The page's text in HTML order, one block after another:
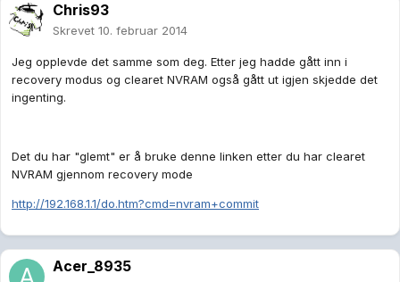
Chris93
Skrevet 10. februar 2014
Jeg opplevde det samme som deg. Etter jeg hadde gått inn i
recovery modus og clearet NVRAM også gått ut igjen skjedde det
ingenting.
Det du har "glemt" er å bruke denne linken etter du har clearet
NVRAM gjennom recovery mode
http://192.168.1.1/do.htm?cmd=nvram+commit
Acer_8935